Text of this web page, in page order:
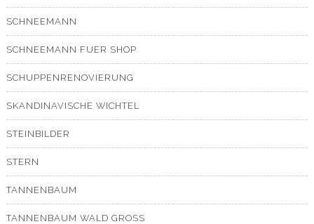
SCHNEEMANN
SCHNEEMANN FUER SHOP
SCHUPPENRENOVIERUNG
SKANDINAVISCHE WICHTEL
STEINBILDER
STERN
TANNENBAUM
TANNENBAUM WALD GROSS